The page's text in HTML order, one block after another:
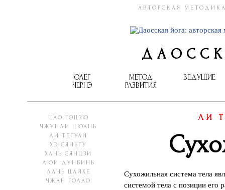
АВТОРСКАЯ
ОЛЕГ
ЧЕРНЭ
МЕТОД
РАЗВИТИЯ
ВЕДУЩИЕ
ЦАО ГОЦЗЮ
ЧЖУНЛИ ЦЮАНЬ
ЛИ ТЕГУАЙ
ХЭ СЯНЬГУ
ХАНЬ СЯНЦЗИ
ЛЮЙ ДУНБИНЬ
ЛАНЬ ЦАЙХЕ
ЧЖАН ГОЛАО
ЛИ
Сухожильная система тела
системой тела с позиции его